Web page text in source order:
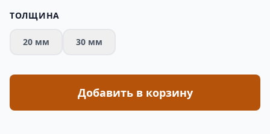
ТОЛЩИНА
20 мм 30 мм
Добавить в корзину